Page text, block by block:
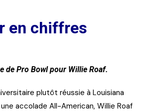
en chiffres
de Pro Bowl pour Willie Roaf.
plutôt réussie à Louisiana
accolade All-American, Willie Roaf